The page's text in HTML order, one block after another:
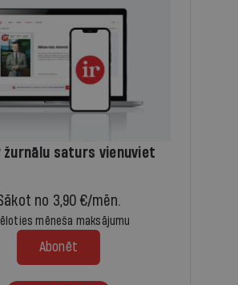
žurnālu saturs vienuviet
no 3,90 €/mēn.
mēneša maksājumu
Abonēt